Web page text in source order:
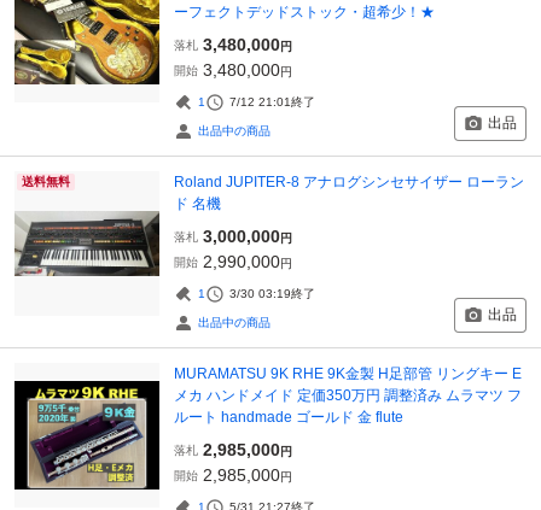
ーフェクトデッドストック・超希少！★
落札 3,480,000円
開始 3,480,000円
1 7/12 21:01終了
出品中の商品 出品
送料無料
Roland JUPITER-8 アナログシンセサイザー ローラン
ド 名機
落札 3,000,000円
開始 2,990,000円
1 3/30 03:19終了
出品中の商品 出品
MURAMATSU 9K RHE 9K金製 H足部管 リングキー E
メカ ハンドメイド 定価350万円 調整済み ムラマツ フ
ルート handmade ゴールド 金 flute
落札 2,985,000円
開始 2,985,000円
1 5/31 21:27終了